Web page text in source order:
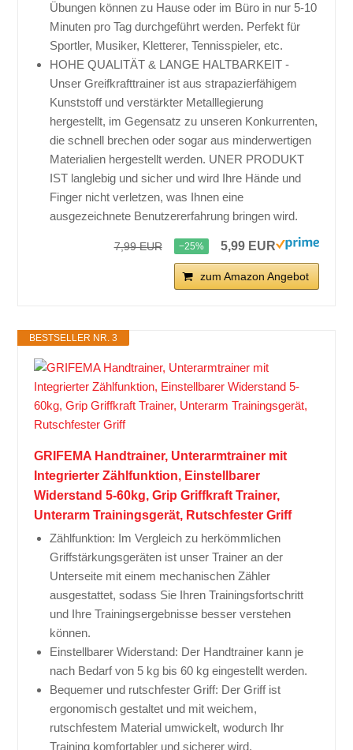
Übungen können zu Hause oder im Büro in nur 5-10
Minuten pro Tag durchgeführt werden. Perfekt für
Sportler, Musiker, Kletterer, Tennisspieler, etc.
HOHE QUALITÄT & LANGE HALTBARKEIT -
Unser Greifkrafttrainer ist aus strapazierfähigem
Kunststoff und verstärkter Metalllegierung
hergestellt, im Gegensatz zu unseren Konkurrenten,
die schnell brechen oder sogar aus minderwertigen
Materialien hergestellt werden. UNER PRODUKT
IST langlebig und sicher und wird Ihre Hände und
Finger nicht verletzen, was Ihnen eine
ausgezeichnete Benutzererfahrung bringen wird.
7,99 EUR −25% 5,99 EUR
zum Amazon Angebot
BESTSELLER NR. 3
GRIFEMA Handtrainer, Unterarmtrainer mit
Integrierter Zählfunktion, Einstellbarer
Widerstand 5-60kg, Grip Griffkraft Trainer,
Unterarm Trainingsgerät, Rutschfester Griff
Zählfunktion: Im Vergleich zu herkömmlichen
Griffstärkungsgeräten ist unser Trainer an der
Unterseite mit einem mechanischen Zähler
ausgestattet, sodass Sie Ihren Trainingsfortschritt
und Ihre Trainingsergebnisse besser verstehen
können.
Einstellbarer Widerstand: Der Handtrainer kann je
nach Bedarf von 5 kg bis 60 kg eingestellt werden.
Bequemer und rutschfester Griff: Der Griff ist
ergonomisch gestaltet und mit weichem,
rutschfestem Material umwickelt, wodurch Ihr
Training komfortabler und sicherer wird.